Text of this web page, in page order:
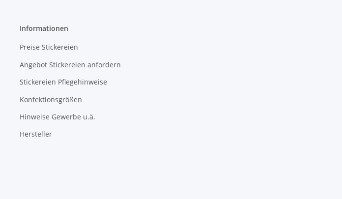
Informationen
Preise Stickereien
Angebot Stickereien anfordern
Stickereien Pflegehinweise
Konfektionsgrößen
Hinweise Gewerbe u.ä.
Hersteller